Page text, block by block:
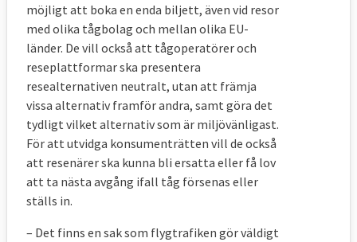
möjligt att boka en enda biljett, även vid resor
med olika tågbolag och mellan olika EU-
länder. De vill också att tågoperatörer och
reseplattformar ska presentera
resealternativen neutralt, utan att främja
vissa alternativ framför andra, samt göra det
tydligt vilket alternativ som är miljövänligast.
För att utvidga konsumenträtten vill de också
att resenärer ska kunna bli ersatta eller få lov
att ta nästa avgång ifall tåg försenas eller
ställs in.
– Det finns en sak som flygtrafiken gör väldigt